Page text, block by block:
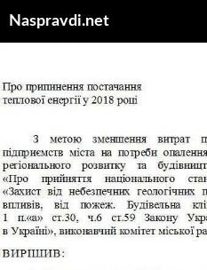
Naspravdi.net